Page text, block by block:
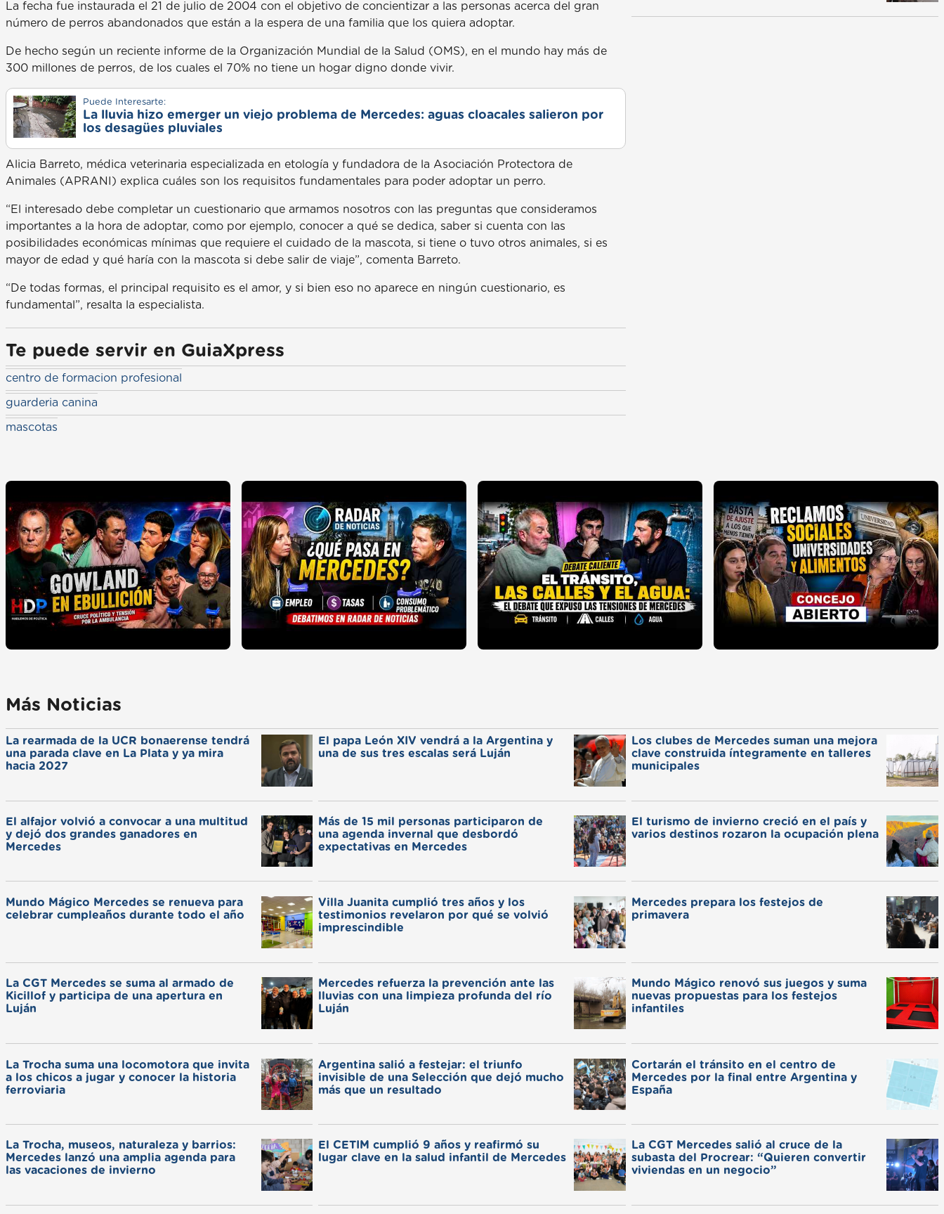
La fecha fue instaurada el 21 de julio de 2004 con el objetivo de concientizar a las personas acerca del gran
número de perros abandonados que están a la espera de una familia que los quiera adoptar.
De hecho según un reciente informe de la Organización Mundial de la Salud (OMS), en el mundo hay más de
300 millones de perros, de los cuales el 70% no tiene un hogar digno donde vivir.
Puede Interesarte:
La lluvia hizo emerger un viejo problema de Mercedes: aguas cloacales salieron por
los desagües pluviales
Alicia Barreto, médica veterinaria especializada en etología y fundadora de la Asociación Protectora de
Animales (APRANI) explica cuáles son los requisitos fundamentales para poder adoptar un perro.
“El interesado debe completar un cuestionario que armamos nosotros con las preguntas que consideramos
importantes a la hora de adoptar, como por ejemplo, conocer a qué se dedica, saber si cuenta con las
posibilidades económicas mínimas que requiere el cuidado de la mascota, si tiene o tuvo otros animales, si es
mayor de edad y qué haría con la mascota si debe salir de viaje”, comenta Barreto.
“De todas formas, el principal requisito es el amor, y si bien eso no aparece en ningún cuestionario, es
fundamental”, resalta la especialista.
Te puede servir en GuiaXpress
centro de formacion profesional
guarderia canina
mascotas
Más Noticias
La rearmada de la UCR bonaerense tendrá
una parada clave en La Plata y ya mira
hacia 2027
El papa León XIV vendrá a la Argentina y
una de sus tres escalas será Luján
Los clubes de Mercedes suman una mejora
clave construida íntegramente en talleres
municipales
El alfajor volvió a convocar a una multitud
y dejó dos grandes ganadores en
Mercedes
Más de 15 mil personas participaron de
una agenda invernal que desbordó
expectativas en Mercedes
El turismo de invierno creció en el país y
varios destinos rozaron la ocupación plena
Mundo Mágico Mercedes se renueva para
celebrar cumpleaños durante todo el año
Villa Juanita cumplió tres años y los
testimonios revelaron por qué se volvió
imprescindible
Mercedes prepara los festejos de
primavera
La CGT Mercedes se suma al armado de
Kicillof y participa de una apertura en
Luján
Mercedes refuerza la prevención ante las
lluvias con una limpieza profunda del río
Luján
Mundo Mágico renovó sus juegos y suma
nuevas propuestas para los festejos
infantiles
La Trocha suma una locomotora que invita
a los chicos a jugar y conocer la historia
ferroviaria
Argentina salió a festejar: el triunfo
invisible de una Selección que dejó mucho
más que un resultado
Cortarán el tránsito en el centro de
Mercedes por la final entre Argentina y
España
La Trocha, museos, naturaleza y barrios:
Mercedes lanzó una amplia agenda para
las vacaciones de invierno
El CETIM cumplió 9 años y reafirmó su
lugar clave en la salud infantil de Mercedes
La CGT Mercedes salió al cruce de la
subasta del Procrear: “Quieren convertir
viviendas en un negocio”